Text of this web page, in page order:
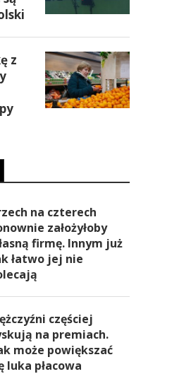
z
na czterech
założyłoby
firmę. Innym już
łatwo jej nie
częściej
na premiach.
może powiększać
luka płacowa